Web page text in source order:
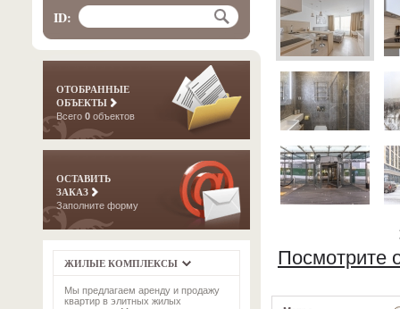
ID:
ОТОБРАННЫЕ
ОБЪЕКТЫ
Всего 0 объектов
ОСТАВИТЬ
ЗАКАЗ
Заполните форму
ЖИЛЫЕ КОМПЛЕКСЫ
Мы предлагаем аренду и продажу
квартир в элитных жилых
Посмотрите